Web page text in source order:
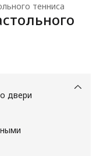
тенниса
двери